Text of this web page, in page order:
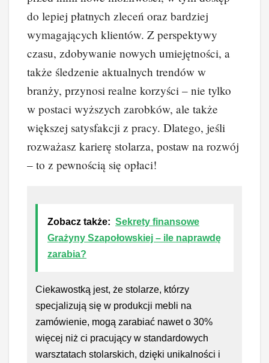
do lepiej płatnych zleceń oraz bardziej
wymagających klientów. Z perspektywy
czasu, zdobywanie nowych umiejętności, a
także śledzenie aktualnych trendów w
branży, przynosi realne korzyści – nie tylko
w postaci wyższych zarobków, ale także
większej satysfakcji z pracy. Dlatego, jeśli
rozważasz karierę stolarza, postaw na rozwój
– to z pewnością się opłaci!
Zobacz także: Sekrety finansowe
Grażyny Szapołowskiej – ile naprawdę
zarabia?
Ciekawostką jest, że stolarze, którzy
specjalizują się w produkcji mebli na
zamówienie, mogą zarabiać nawet o 30%
więcej niż ci pracujący w standardowych
warsztatach stolarskich, dzięki unikalności i